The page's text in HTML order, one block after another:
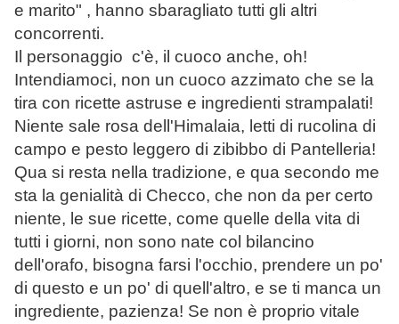
e marito" , hanno sbaragliato tutti gli altri
concorrenti.
Il personaggio c'è, il cuoco anche, oh!
Intendiamoci, non un cuoco azzimato che se la
tira con ricette astruse e ingredienti strampalati!
Niente sale rosa dell'Himalaia, letti di rucolina di
campo e pesto leggero di zibibbo di Pantelleria!
Qua si resta nella tradizione, e qua secondo me
sta la genialità di Checco, che non da per certo
niente, le sue ricette, come quelle della vita di
tutti i giorni, non sono nate col bilancino
dell'orafo, bisogna farsi l'occhio, prendere un po'
di questo e un po' di quell'altro, e se ti manca un
ingrediente, pazienza! Se non è proprio vitale